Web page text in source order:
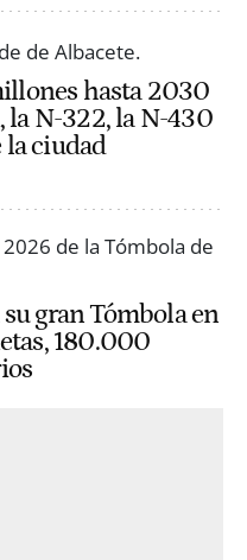
hasta 2030
la N-322, la N-430
la ciudad
gran Tómbola en
180.000